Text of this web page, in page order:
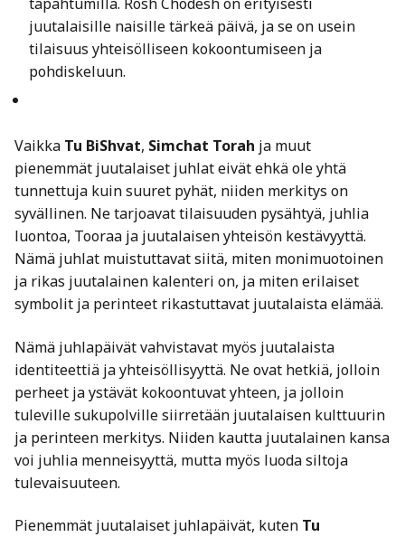
juutalaisille naisille tärkeä päivä, ja se on usein
tilaisuus yhteisölliseen kokoontumiseen ja
pohdiskeluun.
Vaikka Tu BiShvat, Simchat Torah ja muut
pienemmät juutalaiset juhlat eivät ehkä ole yhtä
tunnettuja kuin suuret pyhät, niiden merkitys on
syvällinen. Ne tarjoavat tilaisuuden pysähtyä, juhlia
luontoa, Tooraa ja juutalaisen yhteisön kestävyyttä.
Nämä juhlat muistuttavat siitä, miten monimuotoinen
ja rikas juutalainen kalenteri on, ja miten erilaiset
symbolit ja perinteet rikastuttavat juutalaista elämää.
Nämä juhlapäivät vahvistavat myös juutalaista
identiteettiä ja yhteisöllisyyttä. Ne ovat hetkiä, jolloin
perheet ja ystävät kokoontuvat yhteen, ja jolloin
tuleville sukupolville siirretään juutalaisen kulttuurin
ja perinteen merkitys. Niiden kautta juutalainen kansa
voi juhlia menneisyyttä, mutta myös luoda siltoja
tulevaisuuteen.
Pienemmät juutalaiset juhlapäivät, kuten Tu